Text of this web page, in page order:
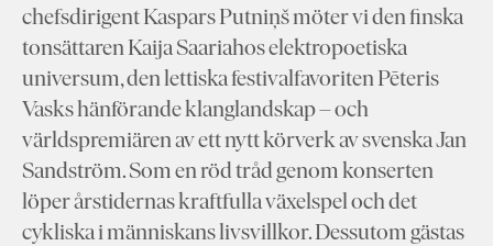
chefsdirigent Kaspars Putniņš möter vi den finska
tonsättaren Kaija Saariahos elektropoetiska
universum, den lettiska festivalfavoriten Pēteris
Vasks hänförande klanglandskap – och
världspremiären av ett nytt körverk av svenska Jan
Sandström. Som en röd tråd genom konserten
löper årstidernas kraftfulla växelspel och det
cykliska i människans livsvillkor. Dessutom gästas